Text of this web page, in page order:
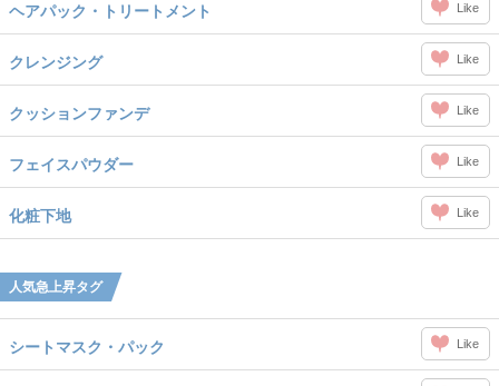
ヘアパック・トリートメント Like
クレンジング Like
クッションファンデ Like
フェイスパウダー Like
化粧下地 Like
人気急上昇タグ
シートマスク・パック Like